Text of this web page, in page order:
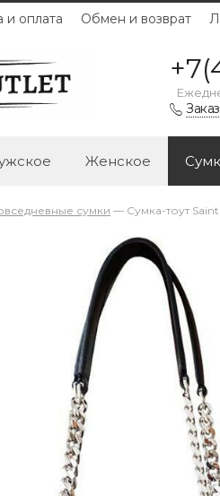
и оплата Обмен и возврат
Женское
сумки — Сумка-тоут